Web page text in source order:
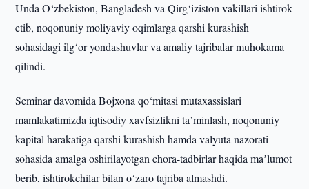
Unda O‘zbekiston, Bangladesh va Qirg‘iziston vakillari ishtirok
etib, noqonuniy moliyaviy oqimlarga qarshi kurashish
sohasidagi ilg‘or yondashuvlar va amaliy tajribalar muhokama
qilindi.
Seminar davomida Bojxona qo‘mitasi mutaxassislari
mamlakatimizda iqtisodiy xavfsizlikni taʼminlash, noqonuniy
kapital harakatiga qarshi kurashish hamda valyuta nazorati
sohasida amalga oshirilayotgan chora-tadbirlar haqida maʼlumot
berib, ishtirokchilar bilan o‘zaro tajriba almashdi.